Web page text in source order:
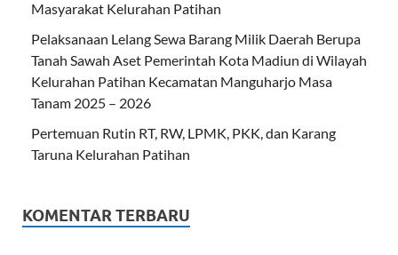
Masyarakat Kelurahan Patihan
Pelaksanaan Lelang Sewa Barang Milik Daerah Berupa
Tanah Sawah Aset Pemerintah Kota Madiun di Wilayah
Kelurahan Patihan Kecamatan Manguharjo Masa
Tanam 2025 – 2026
Pertemuan Rutin RT, RW, LPMK, PKK, dan Karang
Taruna Kelurahan Patihan
KOMENTAR TERBARU